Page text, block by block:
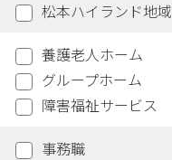
松本ハイランド地域
養護老人ホーム
グループホーム
障害福祉サービス
事務職